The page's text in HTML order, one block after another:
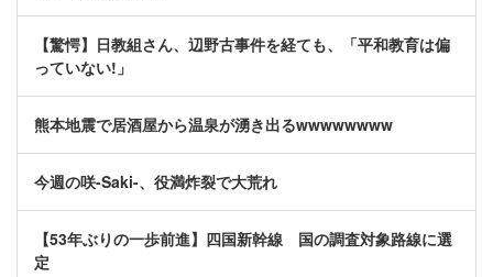
【驚愕】日教組さん、辺野古事件を経ても、「平和教育は偏
っていない!」
熊本地震で居酒屋から温泉が湧き出るwwwwwwww
今週の咲-Saki-、役満炸裂で大荒れ
【53年ぶりの一歩前進】四国新幹線 国の調査対象路線に選
定